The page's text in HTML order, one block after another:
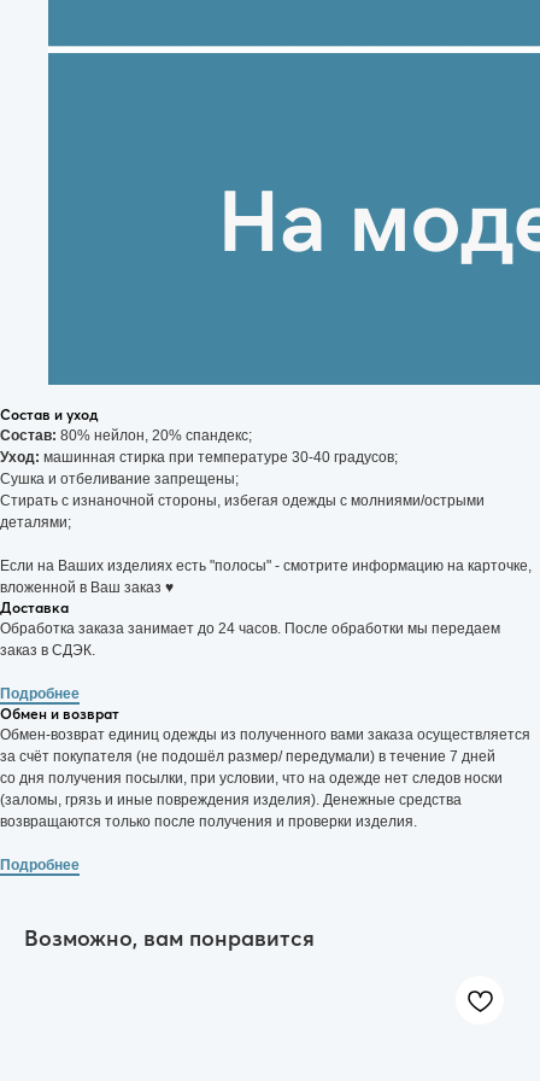
Состав и уход
Состав: 80% нейлон, 20% спандекс;
Уход: машинная стирка при температуре 30-40 градусов;
Сушка и отбеливание запрещены;
Стирать с изнаночной стороны, избегая одежды с молниями/острыми
деталями;
Если на Ваших изделиях есть "полосы" - смотрите информацию на карточке,
вложенной в Ваш заказ ♥️
Доставка
Обработка заказа занимает до 24 часов. После обработки мы передаем
заказ в СДЭК.
Подробнее
Обмен и возврат
Обмен-возврат единиц одежды из полученного вами заказа осуществляется
за счёт покупателя (не подошёл размер/ передумали) в течение 7 дней
со дня получения посылки, при условии, что на одежде нет следов носки
(заломы, грязь и иные повреждения изделия). Денежные средства
возвращаются только после получения и проверки изделия.
Подробнее
Возможно, вам понравится
Отзывы
Условия заказа
Подарочные сертификаты